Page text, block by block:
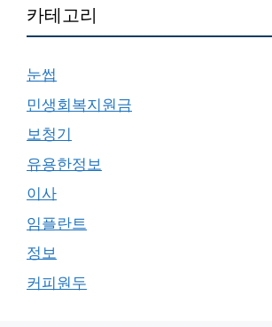
카테고리
눈썹
민생회복지원금
보청기
유용한정보
이사
임플란트
정보
커피원두